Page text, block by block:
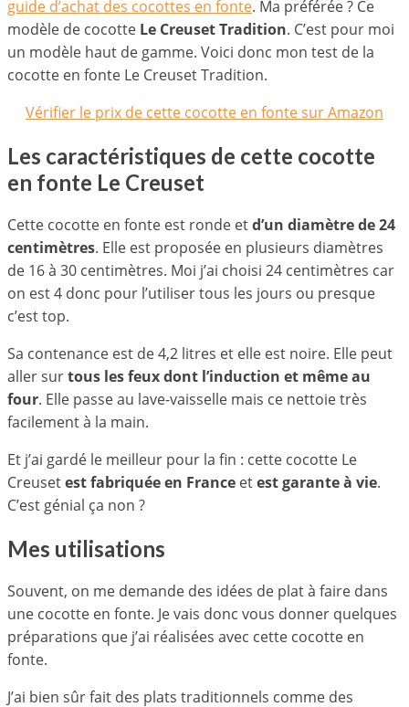
guide d’achat des cocottes en fonte. Ma préférée ? Ce
modèle de cocotte Le Creuset Tradition. C’est pour moi
un modèle haut de gamme. Voici donc mon test de la
cocotte en fonte Le Creuset Tradition.
Vérifier le prix de cette cocotte en fonte sur Amazon
Les caractéristiques de cette cocotte
en fonte Le Creuset
Cette cocotte en fonte est ronde etd’un diamètre de 24
centimètres. Elle est proposée en plusieurs diamètres
de 16 à 30 centimètres. Moi j’ai choisi 24 centimètres car
on est 4 donc pour l’utiliser tous les jours ou presque
c’est top.
Sa contenance est de 4,2 litres et elle est noire. Elle peut
aller surtous les feux dont l’induction et même au
four. Elle passe au lave-vaisselle mais ce nettoie très
facilement à la main.
Et j’ai gardé le meilleur pour la fin : cette cocotte Le
Creusetest fabriquée en France etest garante à vie.
C’est génial ça non ?
Mes utilisations
Souvent, on me demande des idées de plat à faire dans
une cocotte en fonte. Je vais donc vous donner quelques
préparations que j’ai réalisées avec cette cocotte en
fonte.
J’ai bien sûr fait des plats traditionnels comme des